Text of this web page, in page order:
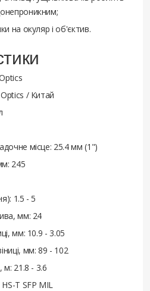
на окуляр і об'єктив.
/ Китай
місце: 25.4 мм (1")
245
1.5 - 5
мм: 24
мм: 10.9 - 3.05
мм: 89 - 102
м: 21.8 - 3.6
T SFP MIL